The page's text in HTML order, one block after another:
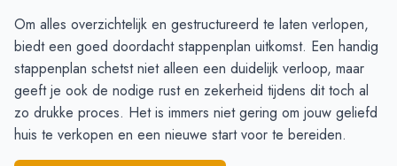
Maart
4
2
April
4
2
Mei
2
5
Juni
3 4
Om alles overzichtelijk en gestructureerd te laten verlopen,
biedt een goed doordacht stappenplan uitkomst. Een handig
stappenplan schetst niet alleen een duidelijk verloop, maar
geeft je ook de nodige rust en zekerheid tijdens dit toch al
zo drukke proces. Het is immers niet gering om jouw geliefd
huis te verkopen en een nieuwe start voor te bereiden.